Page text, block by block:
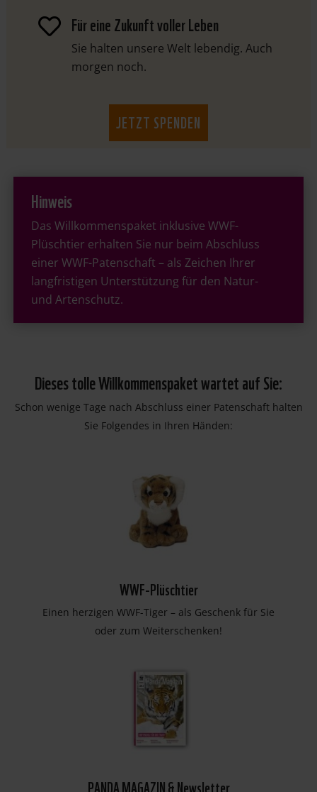
 Für eine Zukunft voller Leben
Sie halten unsere Welt lebendig. Auch
morgen noch.
JETZT SPENDEN
Hinweis
Das Willkommenspaket inklusive WWF-
Plüschtier erhalten Sie nur beim Abschluss
einer WWF-Patenschaft – als Zeichen Ihrer
langfristigen Unterstützung für den Natur-
und Artenschutz.
Dieses tolle Willkommenspaket wartet auf Sie:
Schon wenige Tage nach Abschluss einer Patenschaft halten
Sie Folgendes in Ihren Händen:
WWF-Plüschtier
Einen herzigen WWF-Tiger – als Geschenk für Sie
oder zum Weiterschenken!
PANDA MAGAZIN & Newsletter